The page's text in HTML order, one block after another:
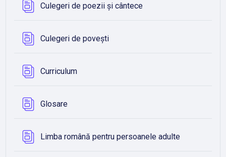
Culegeri de poezii și cânteceBază de date
Culegeri de poveștiBază de date
CurriculumBază de date
GlosareBază de date
Limba română pentru persoanele adulteBază de